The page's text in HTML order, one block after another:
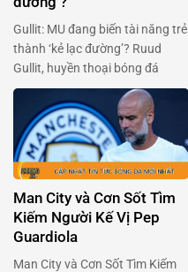
Gullit: MU đang biến tài năng trẻ
thành ‘kẻ lạc đường’? Ruud
Gullit, huyền thoại bóng đá
người Hà Lan, gần đây đã gây
bão với phát biểu về Alejandro
Garnacho – tài năng trẻ của
Manchester United. Ông cho
rằng Garnacho, một viên ngọc
sáng giá, đang bị kìm hãm bởi
chính môi trường …
Man City và Cơn Sốt Tìm
Kiếm Người Kế Vị Pep
Guardiola
Man City và Cơn Sốt Tìm Kiếm